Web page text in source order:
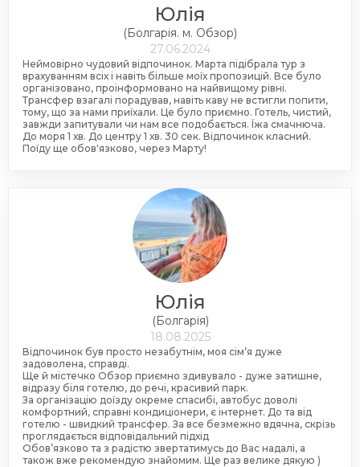
Юлія
(Болгарія. м. Обзор)
27.06.2024
Неймовірно чудовий відпочинок. Марта підібрала тур з
врахуванням всіх і навіть більше моїх пропозицій. Все було
організовано, проінформовано на найвищому рівні.
Трансфер взагалі порадував, навіть каву не встигли попити,
тому, що за нами приїхали. Це було приємно. Готель, чистий,
завжди запитували чи нам все подобається. Їжа смачнюча.
До моря 1 хв. До центру 1 хв. 30 сек. Відпочинок класний.
Поїду ще обов'язково, через Марту!
Юлія
(Болгарія)
18.08.2025
Відпочинок був просто незабутнім, моя сімʼя дуже
задоволена, справді.
Ще й містечко Обзор приємно здивувало - дуже затишне,
відразу біля готелю, до речі, красивий парк.
За організацію доїзду окреме спасибі, автобус доволі
комфортний, справні кондиціонери, є інтернет. До та від
готелю - швидкий трансфер. За все безмежно вдячна, скрізь
проглядається відповідальний підхід
Обов’язково та з радістю звертатимусь до Вас надалі, а
також вже рекомендую знайомим. Ще раз велике дякую )